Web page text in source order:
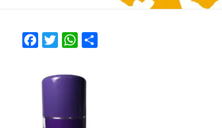
Facebook
TwitterWhatsApp